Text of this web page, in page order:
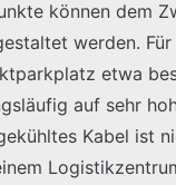
können dem
werden.
etwa
auf sehr
Kabel ist